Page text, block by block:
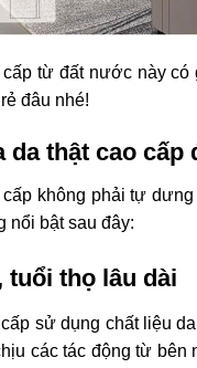
cấp từ đất nước này
đâu nhé!
da thật cao
cấp không phải tự
nổi bật sau đây:
tuổi thọ lâu dài
sử dụng chất liệu
các tác động từ bên